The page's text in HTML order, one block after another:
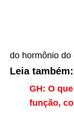
do hormônio do
Leia também:
GH: O
função,